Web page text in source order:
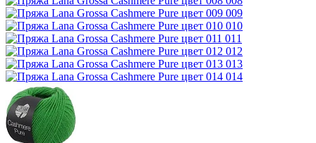
009
010
011
012
013
014